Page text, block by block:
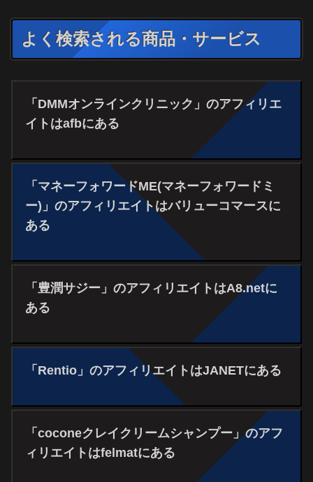
よく検索される商品・サービス
「DMMオンラインクリニック」のアフィリエ
イトはafbにある
「マネーフォワードME(マネーフォワードミ
ー)」のアフィリエイトはバリューコマースに
ある
「豊潤サジー」のアフィリエイトはA8.netに
ある
「Rentio」のアフィリエイトはJANETにある
「coconeクレイクリームシャンプー」のアフ
ィリエイトはfelmatにある